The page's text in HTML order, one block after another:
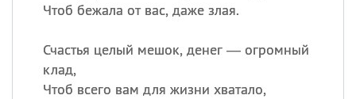
Чтоб бежала от вас, даже злая.
Счастья целый мешок, денег — огромный
клад,
Чтоб всего вам для жизни хватало,